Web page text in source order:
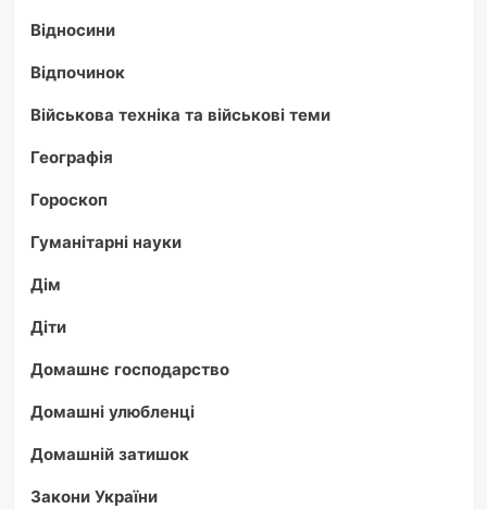
Відносини
Відпочинок
Військова техніка та військові теми
Географія
Гороскоп
Гуманітарні науки
Дім
Діти
Домашнє господарство
Домашні улюбленці
Домашній затишок
Закони України